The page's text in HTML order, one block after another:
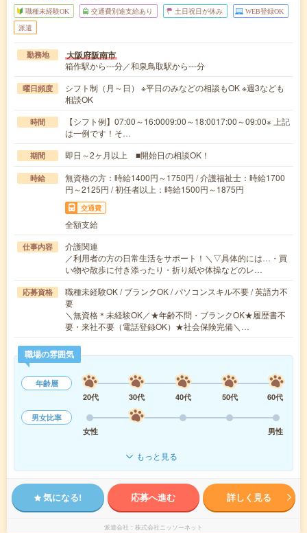
職種未経験OK 交通費別途支給あり 土日祝日が休み WEB登録OK
派遣
勤務地 大阪府阪南市
箱作駅から---分／和泉鳥取駅から---分
曜日頻度
シフト制（月～日） ※平日のみなどの相談もOK ※週3なども
相談OK
時間
【シフト例】07:00～16:0009:00～18:0017:00～09:00※ 上記
は一例です！そ…
期間 即日～2ヶ月以上 ■開始日の相談OK！
時給
無資格の方：時給1400円～1750円 / 介護福祉士：時給1700
円～2125円 / 初任者以上：時給1500円～1875円
交通費
全額支給
仕事内容
介護関連
／利用者の方の日常生活をサポート！＼▽具体的には…・買
い物や散歩に付き添ったり・折り紙や体操などのレ…
応募資格
職種未経験OK / ブランクOK / パソコンスキル不要 / 英語力不
要
＼無資格＊未経験OK／★年齢不問・ブランクOK★履歴書不
要・来社不要（電話登録OK）★社会保険完備＼…
職場の雰囲気
年齢層
20代
30代 40代 50代
60代
男女比率
女性
男性
もっと見る
気になる! 応募へ進む 詳しく見る
派遣会社 株式会社ニッソーネット